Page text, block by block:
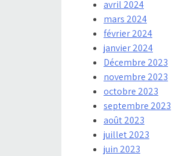
avril 2024
mars 2024
février 2024
janvier 2024
Décembre 2023
novembre 2023
octobre 2023
septembre 2023
août 2023
juillet 2023
juin 2023